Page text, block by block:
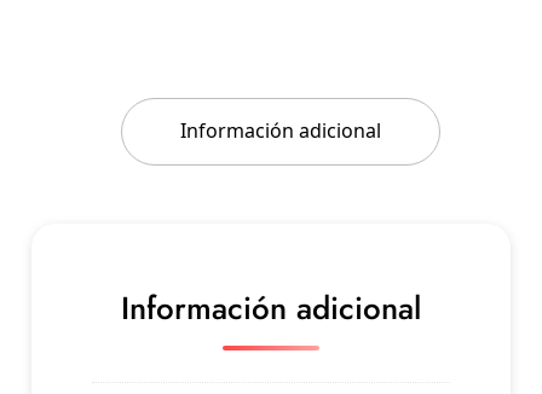
Información adicional
Información adicional